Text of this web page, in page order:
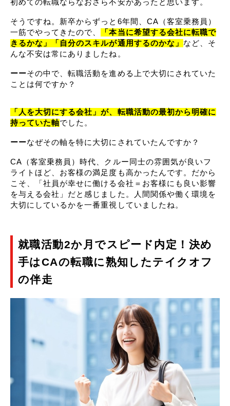
初めての転職ならなおさら不安があったと思います。
そうですね。新卒からずっと6年間、CA（客室乗務員）
一筋でやってきたので、
「本当に希望する会社に転職で
きるかな」「自分のスキルが通用するのかな」 など、そ
んな不安は常にありましたね。
ーーその中で、転職活動を進める上で大切にされていた
ことは何ですか？
「人を大切にする会社」が、転職活動の最初から明確に
持っていた軸でした。
ーーなぜその軸を特に大切にされていたんですか？
CA（客室乗務員）時代、クルー同士の雰囲気が良いフ
ライトほど、お客様の満足度も高かったんです。だから
こそ、「社員が幸せに働ける会社＝お客様にも良い影響
を与える会社」だと感じました。人間関係や働く環境を
大切にしているかを一番重視していましたね。
就職活動2か月でスピード内定！ 決め
手はCAの転職に熟知したテイクオフ
の伴走